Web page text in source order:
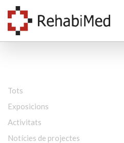
Tots
Exposicions
Activitats
Notícies de projectes